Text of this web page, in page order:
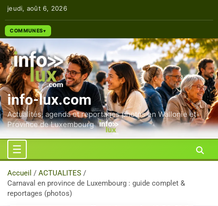
Aller
au
contenu
jeudi, août 6, 2026
COMMUNES
info-lux.com
Actualités, agenda et reportages photos en Wallonie et
Province de Luxembourg
Accueil
ACTUALITES
Carnaval en province de Luxembourg : guide complet &
reportages (photos)